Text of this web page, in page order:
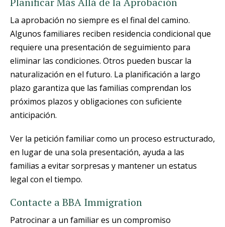
La aprobación no siempre es el final del camino.
Algunos familiares reciben residencia condicional que
requiere una presentación de seguimiento para
eliminar las condiciones. Otros pueden buscar la
naturalización en el futuro. La planificación a largo
plazo garantiza que las familias comprendan los
próximos plazos y obligaciones con suficiente
anticipación.
Ver la petición familiar como un proceso estructurado,
en lugar de una sola presentación, ayuda a las
familias a evitar sorpresas y mantener un estatus
legal con el tiempo.
Contacte a BBA Immigration
Patrocinar a un familiar es un compromiso